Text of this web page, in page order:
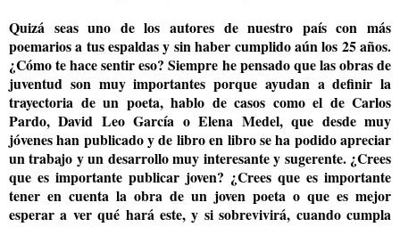
Quizá seas uno de los autores de nuestro país con más
poemarios a tus espaldas y sin haber cumplido aún los 25 años.
¿Cómo te hace sentir eso? Siempre he pensado que las obras de
juventud son muy importantes porque ayudan a definir la
trayectoria de un poeta, hablo de casos como el de Carlos
Pardo, David Leo García o Elena Medel, que desde muy
jóvenes han publicado y de libro en libro se ha podido apreciar
un trabajo y un desarrollo muy interesante y sugerente. ¿Crees
que es importante publicar joven? ¿Crees que es importante
tener en cuenta la obra de un joven poeta o que es mejor
esperar a ver qué hará este, y si sobrevivirá, cuando cumpla